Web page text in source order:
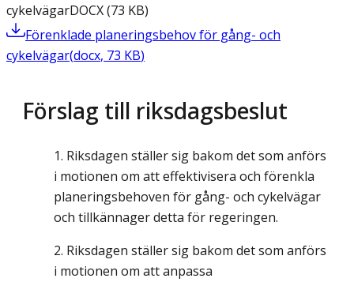
cykelvägarDOCX(73 KB)
Förenklade planeringsbehov för gång- och
cykelvägar(docx, 73 KB)
Förslag till riksdagsbeslut
Riksdagen ställer sig bakom det som anförs
i motionen om att effektivisera och förenkla
planeringsbehoven för gång- och cykelvägar
och tillkännager detta för regeringen.
Riksdagen ställer sig bakom det som anförs
i motionen om att anpassa